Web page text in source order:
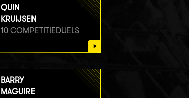
QUIN
KRUIJSEN
10 COMPETITIEDUELS
BARRY
MAGUIRE